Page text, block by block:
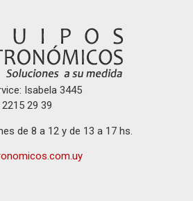
Isabela 3445
29 39
de 8 a 12 y de 13 a 17 hs.